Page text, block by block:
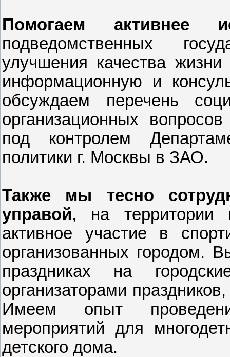
Помогаем активнее
подведомственных
улучшения качества
информационную и
обсуждаем перечень
организационных
под контролем
политики г. Москвы в ЗАО.
Также мы тесно
управой, на территории
активное участие в
организованных городом.
праздниках на
организаторами
Имеем опыт
мероприятий для
детского дома.